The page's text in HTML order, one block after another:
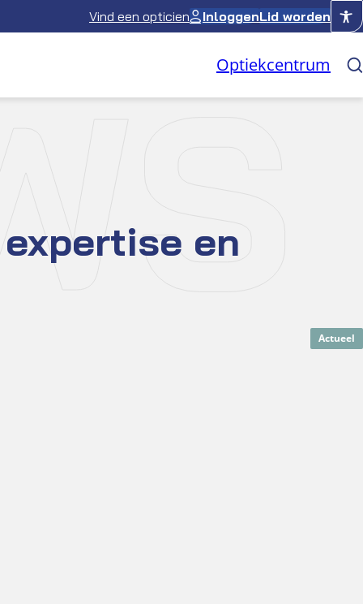
Vind een opticien InloggenLid worden
Optiekcentrum
en
Actueel